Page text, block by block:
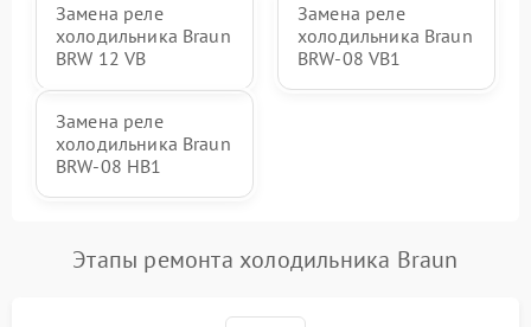
Замена реле
холодильника Braun
BRW 12 VB
Замена реле
холодильника Braun
BRW-08 VB1
Замена реле
холодильника Braun
BRW-08 HB1
Этапы ремонта холодильника Braun